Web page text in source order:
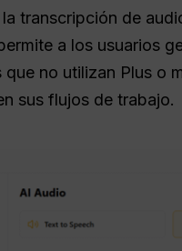
transcripción de
a los usuarios
que no utilizan Plus o
sus flujos de trabajo.